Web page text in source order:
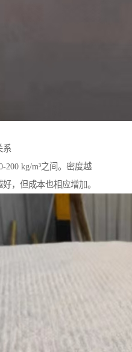
系
200 kg/m³之间。密度越
，但成本也相应增加。